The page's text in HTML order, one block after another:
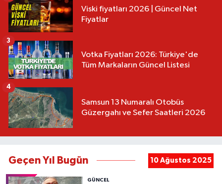
Viski fiyatları 2026 | Güncel Net
Fiyatlar
Votka Fiyatları 2026: Türkiye'de
Tüm Markaların Güncel Listesi
3
Samsun 13 Numaralı Otobüs
Güzergahı ve Sefer Saatleri 2026
4
Geçen Yıl Bugün 10 Ağustos 2025
GÜNCEL